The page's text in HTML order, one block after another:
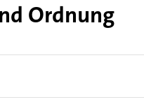
Ordnung